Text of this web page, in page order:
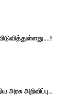
அறிவிப்பு…